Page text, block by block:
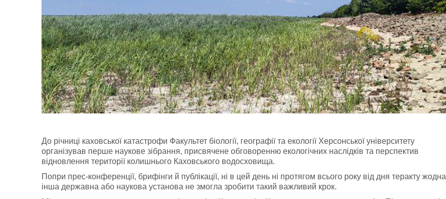
До річниці каховської катастрофи Факультет біології, географії та екології Херсонської університету
організував перше наукове зібрання, присвячене обговоренню екологічних наслідків та перспектив
відновлення території колишнього Каховського водосховища.
Попри прес-конференції, брифінги й публікації, ні в цей день ні протягом всього року від дня теракту жодна
інша державна або наукова установа не змогла зробити такий важливий крок.